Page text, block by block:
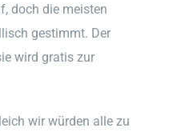
doch die meisten
gestimmt. Der
wird gratis zur
wir würden alle zu